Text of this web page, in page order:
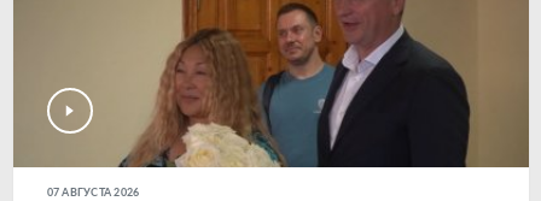
07 АВГУСТА 2026